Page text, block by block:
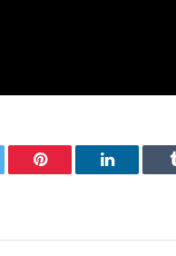
Pinterest LinkedIn